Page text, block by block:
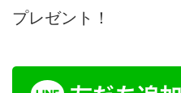
プレゼント！